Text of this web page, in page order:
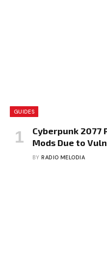
GUIDES
Cyberpunk 2077
Mods Due to
BY RADIO MELODIA